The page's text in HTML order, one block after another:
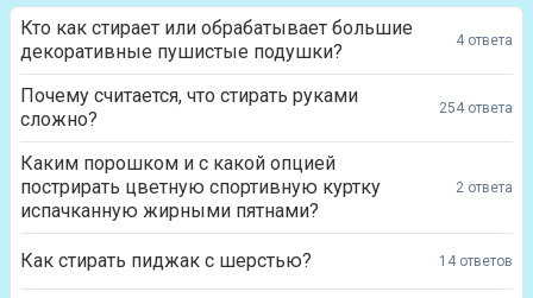
Кто как стирает или обрабатывает большие
декоративные пушистые подушки?
4 ответа
Почему считается, что стирать руками
сложно?
254 ответа
Каким порошком и с какой опцией
пострирать цветную спортивную куртку
испачканную жирными пятнами?
2 ответа
Как стирать пиджак с шерстью? 14 ответов